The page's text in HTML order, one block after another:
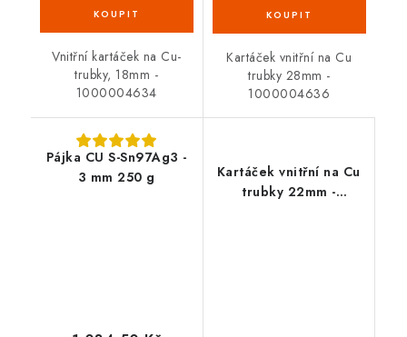
Vnitřní kartáček na Cu-
trubky, 18mm -
1000004634
Kartáček vnitřní na Cu
trubky 28mm -
1000004636
Pájka CU S-Sn97Ag3 -
3 mm 250 g
Kartáček vnitřní na Cu
trubky 22mm -